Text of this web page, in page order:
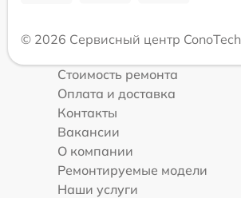
© 2026 Сервисный центр ConoTech
Стоимость ремонта
Оплата и доставка
Контакты
Вакансии
О компании
Ремонтируемые модели
Наши услуги